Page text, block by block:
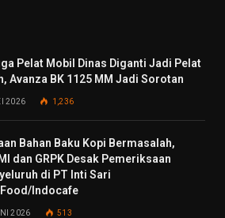
Pelat Mobil Dinas Diganti Jadi Pelat
Avanza BK 1125 MM Jadi Sorotan
2026 1,236
Bahan Baku Kopi Bermasalah,
dan GRPK Desak Pemeriksaan
di PT Inti Sari
Indocafe
2026 513